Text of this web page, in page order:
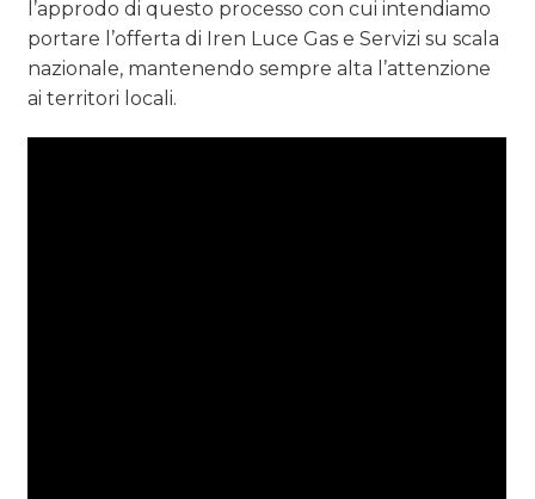
l’approdo di questo processo con cui intendiamo
portare l’offerta di Iren Luce Gas e Servizi su scala
nazionale, mantenendo sempre alta l’attenzione
ai territori locali.